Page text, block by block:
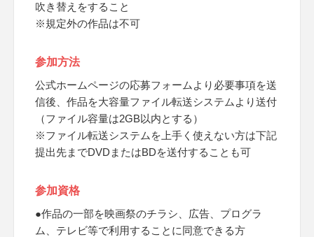
吹き替えをすること
※規定外の作品は不可
参加方法
公式ホームページの応募フォームより必要事項を送
信後、作品を大容量ファイル転送システムより送付
（ファイル容量は2GB以内とする）
※ファイル転送システムを上手く使えない方は下記
提出先までDVDまたはBDを送付することも可
参加資格
●作品の一部を映画祭のチラシ、広告、プログラ
ム、テレビ等で利用することに同意できる方